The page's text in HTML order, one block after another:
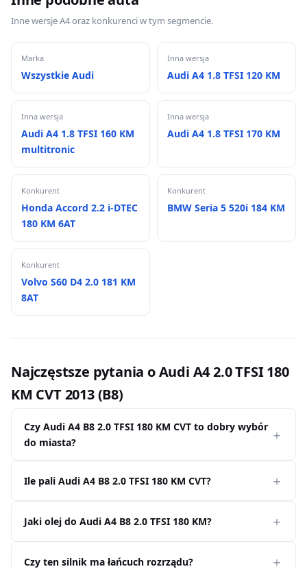
Inne wersje A4 oraz konkurenci w tym segmencie.
Marka
Wszystkie Audi
Inna wersja
Audi A4 1.8 TFSI 120 KM
Inna wersja
Audi A4 1.8 TFSI 160 KM
multitronic
Inna wersja
Audi A4 1.8 TFSI 170 KM
Konkurent
Honda Accord 2.2 i-DTEC
180 KM 6AT
Konkurent
BMW Seria 5 520i 184 KM
Konkurent
Volvo S60 D4 2.0 181 KM
8AT
Najczęstsze pytania o Audi A4 2.0 TFSI 180
KM CVT 2013 (B8)
Czy Audi A4 B8 2.0 TFSI 180 KM CVT to dobry wybór
do miasta?
Ile pali Audi A4 B8 2.0 TFSI 180 KM CVT?
Jaki olej do Audi A4 B8 2.0 TFSI 180 KM?
Czy ten silnik ma łańcuch rozrządu?